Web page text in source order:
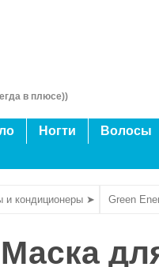
в плюсе))
Ногти
Волосы
и кондиционеры ➤ Green